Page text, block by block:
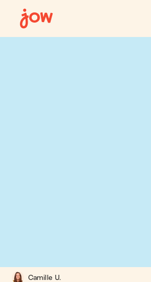
Camille U.